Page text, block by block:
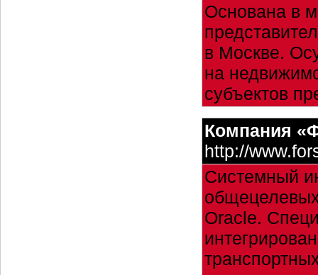
Основана в
в Москве.
на
субъектов
Компания
http://
Cистемный
Oracle.